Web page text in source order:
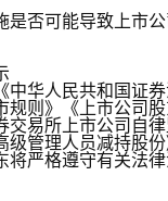
是否可能导致上市
中华人民共和国证
规则》《上市公司
交易所上市公司自
管理人员减持股
将严格遵守有关法